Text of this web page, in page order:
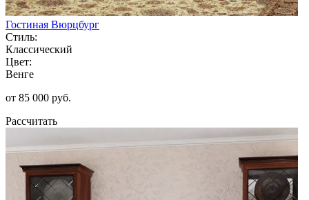
Гостиная Вюрцбург
Стиль:
Классический
Цвет:
Венге
от 85 000 руб.
Рассчитать